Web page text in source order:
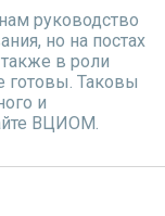
руководство
но на постах
в роли
готовы. Таковы
и
ВЦИОМ.